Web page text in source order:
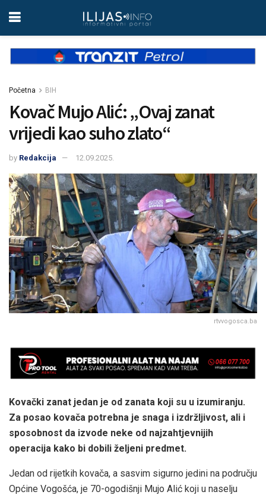
Početna BIH
Kovač Mujo Alić: „Ovaj zanat
vrijedi kao suho zlato“
by Redakcija 12.09.2025.
rtvvogosca.ba
Kovački zanat jedan je od zanata koji su u izumiranju.
Za posao kovača potrebna je snaga i izdržljivost, ali i
sposobnost da izvode neke od najzahtjevnijih
operacija kako bi dobili željeni predmet.
Jedan od rijetkih kovača, a sasvim sigurno jedini na području
Općine Vogošća, je 70-ogodišnji Mujo Alić koji u naselju